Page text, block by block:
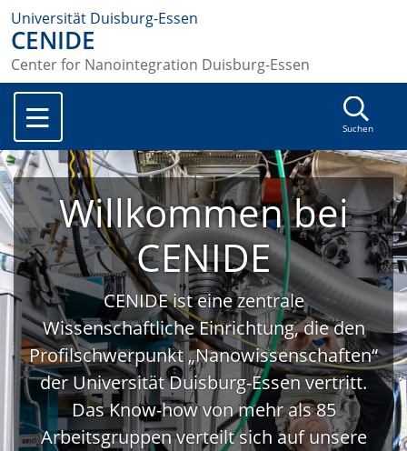
Universität Duisburg-Essen
CENIDE
Center for Nanointegration Duisburg-Essen
Suchen
Willkommen bei
CENIDE
CENIDE ist eine zentrale
Wissenschaftliche Einrichtung, die den
Profilschwerpunkt „Nanowissenschaften“
der Universität Duisburg-Essen vertritt.
Das Know-how von mehr als 85
Arbeitsgruppen verteilt sich auf unsere